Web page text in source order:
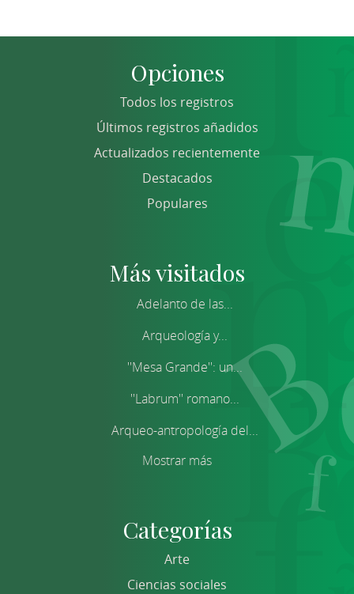
Opciones
Todos los registros
Últimos registros añadidos
Actualizados recientemente
Destacados
Populares
Más visitados
Adelanto de las...
Arqueología y...
''Mesa Grande'': un...
''Labrum'' romano...
Arqueo-antropología del...
Mostrar más
Categorías
Arte
Ciencias sociales